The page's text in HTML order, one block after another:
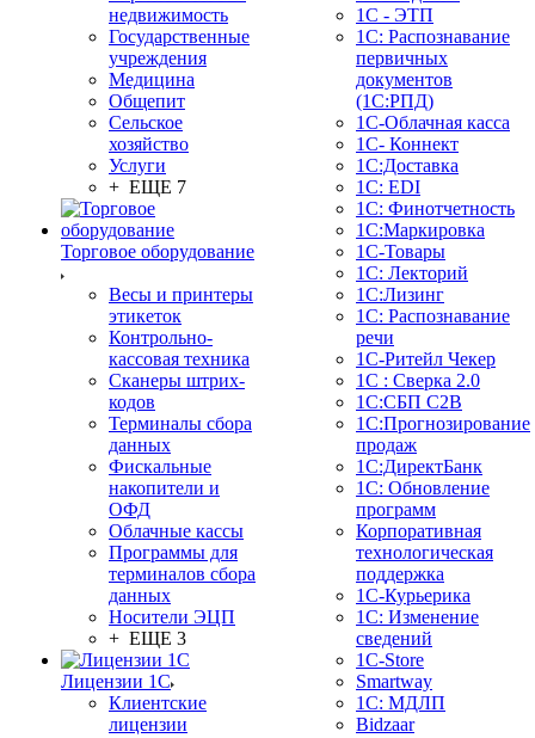
недвижимость
Государственные
учреждения
Медицина
Общепит
Сельское
хозяйство
Услуги
+ ЕЩЕ 7
Торговое оборудование
Весы и принтеры
этикеток
Контрольно-
кассовая техника
Сканеры штрих-
кодов
Терминалы сбора
данных
Фискальные
накопители и
ОФД
Облачные кассы
Программы для
терминалов сбора
данных
Носители ЭЦП
+ ЕЩЕ 3
Лицензии 1С
Клиентские
лицензии
1С - ЭТП
1С: Распознавание
первичных
документов
(1С:РПД)
1С-Облачная касса
1С- Коннект
1С:Доставка
1С: EDI
1С: Финотчетность
1С:Маркировка
1С-Товары
1С: Лекторий
1С:Лизинг
1С: Распознавание
речи
1C-Ритейл Чекер
1С : Сверка 2.0
1С:СБП C2B
1С:Прогнозирование
продаж
1С:ДиректБанк
1С: Обновление
программ
Корпоративная
технологическая
поддержка
1С-Курьерика
1С: Изменение
сведений
1C-Store
Smartway
1С: МДЛП
Bidzaar